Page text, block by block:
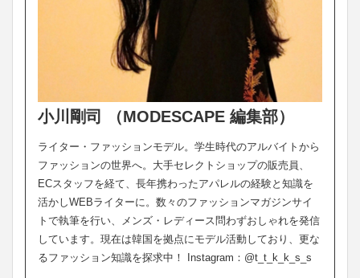
小川剛司 （MODESCAPE 編集部）
ライター・ファッションモデル。学生時代のアルバイトから
ファッションの世界へ。大手セレクトショップの販売員、
ECスタッフを経て、長年携わったアパレルの経験と知識を
活かしWEBライターに。数々のファッションマガジンサイ
トで執筆を行い、メンズ・レディース問わずおしゃれを発信
しています。現在は韓国を拠点にモデル活動しており、更な
るファッション知識を探求中！ Instagram：@t_t_k_k_s_s